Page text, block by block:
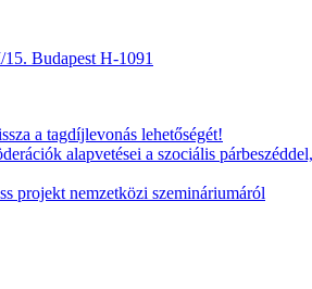
Budapest H-1091
a tagdíjlevonás lehetőségét!
alapvetései a szociális
projekt nemzetközi szemináriumáról